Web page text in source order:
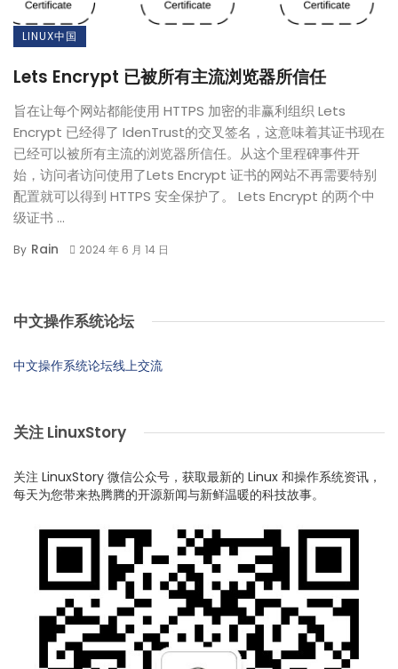
LINUX中国
Lets Encrypt 已被所有主流浏览器所信任
旨在让每个网站都能使用 HTTPS 加密的非赢利组织 Lets
Encrypt 已经得了 IdenTrust的交叉签名，这意味着其证书现在
已经可以被所有主流的浏览器所信任。从这个里程碑事件开
始，访问者访问使用了Lets Encrypt 证书的网站不再需要特别
配置就可以得到 HTTPS 安全保护了。 Lets Encrypt 的两个中
级证书 ...
By Rain 2024 年 6 月 14 日
中文操作系统论坛
中文操作系统论坛线上交流
关注 LinuxStory
关注 LinuxStory 微信公众号，获取最新的 Linux 和操作系统资讯，
每天为您带来热腾腾的开源新闻与新鲜温暖的科技故事。